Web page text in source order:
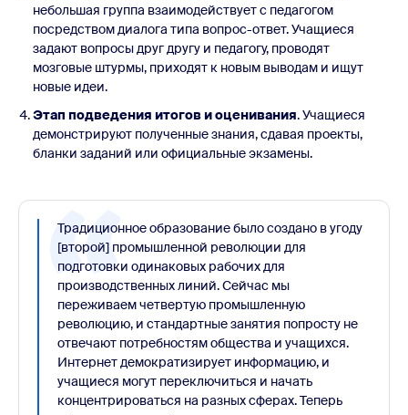
небольшая группа взаимодействует с педагогом
посредством диалога типа вопрос-ответ. Учащиеся
задают вопросы друг другу и педагогу, проводят
мозговые штурмы, приходят к новым выводам и ищут
новые идеи.
Этап подведения итогов и оценивания. Учащиеся
демонстрируют полученные знания, сдавая проекты,
бланки заданий или официальные экзамены.
Традиционное образование было создано в угоду
[второй] промышленной революции для
подготовки одинаковых рабочих для
производственных линий. Сейчас мы
переживаем четвертую промышленную
революцию, и стандартные занятия попросту не
отвечают потребностям общества и учащихся.
Интернет демократизирует информацию, и
учащиеся могут переключиться и начать
концентрироваться на разных сферах. Теперь